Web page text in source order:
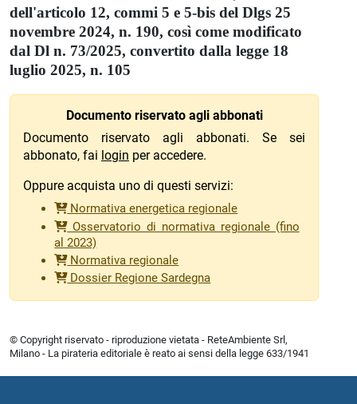
dell'articolo 12, commi 5 e 5-bis del Dlgs 25
novembre 2024, n. 190, così come modificato
dal Dl n. 73/2025, convertito dalla legge 18
luglio 2025, n. 105
Documento riservato agli abbonati
Documento riservato agli abbonati. Se sei
abbonato, fai login per accedere.
Oppure acquista uno di questi servizi:
Normativa energetica regionale
Osservatorio di normativa regionale (fino
al 2023)
Normativa regionale
Dossier Regione Sardegna
© Copyright riservato - riproduzione vietata - ReteAmbiente Srl,
Milano - La pirateria editoriale è reato ai sensi della legge 633/1941